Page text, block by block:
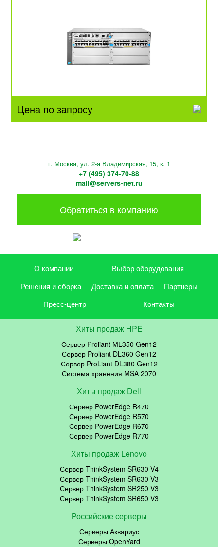
Цена по запросу
г. Москва, ул. 2-я Владимирская, 15, к. 1
+7 (495) 374-70-88
mail@servers-net.ru
Обратиться в компанию
О компании
Выбор оборудования
Решения и сборка
Доставка и оплата
Партнеры
Пресс-центр
Контакты
Хиты продаж HPE
Сервер Proliant ML350 Gen12
Сервер Proliant DL360 Gen12
Сервер ProLiant DL380 Gen12
Система хранения MSA 2070
Хиты продаж Dell
Сервер PowerEdge R470
Сервер PowerEdge R570
Сервер PowerEdge R670
Сервер PowerEdge R770
Хиты продаж Lenovo
Сервер ThinkSystem SR630 V4
Сервер ThinkSystem SR630 V3
Сервер ThinkSystem SR250 V3
Сервер ThinkSystem SR650 V3
Российские серверы
Серверы Аквариус
Серверы OpenYard